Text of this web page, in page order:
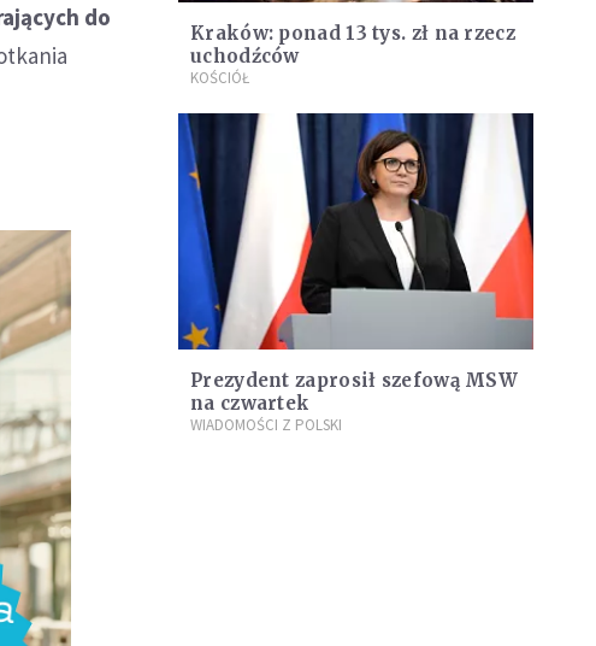
do
Kraków: ponad 13 tys. zł na rzecz
uchodźców
KOŚCIÓŁ
Prezydent zaprosił szefową MSW
na czwartek
WIADOMOŚCI Z POLSKI